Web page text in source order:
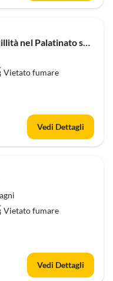
Appartamento Un'oasi di tranquillità nel Palatinato sud-occidentale.
Vietato fumare
Vedi Dettagli
Vietato fumare
Vedi Dettagli